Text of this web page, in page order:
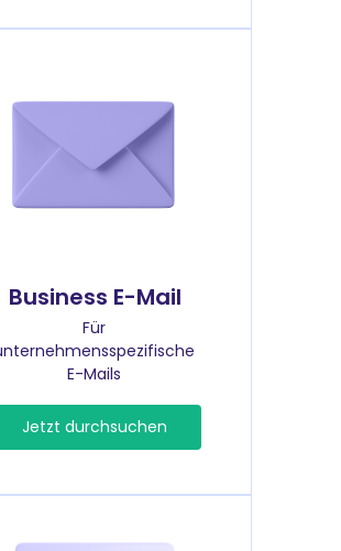
Business E-Mail
Für
E-Mails
Jetzt durchsuchen